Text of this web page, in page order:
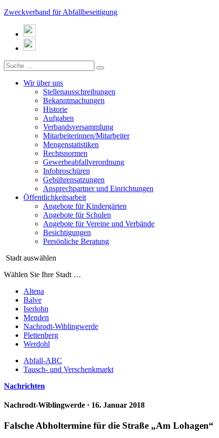
Zweckverband für Abfallbeseitigung
Wir über uns
Stellenausschreibungen
Bekanntmachungen
Historie
Aufgaben
Verbandsversammlung
Mitarbeiterinnen/Mitarbeiter
Mengenstatistiken
Rechtsnormen
Gewerbeabfallverordnung
Infobroschüren
Gebührensatzungen
Ansprechpartner und Einrichtungen
Öffentlichkeitsarbeit
Angebote für Kindergärten
Angebote für Schulen
Angebote für Vereine und Verbände
Besichtigungen
Persönliche Beratung
Stadt auswählen
Wählen Sie Ihre Stadt …
Altena
Balve
Iserlohn
Menden
Nachrodt-Wiblingwerde
Plettenberg
Werdohl
Abfall-ABC
Tausch- und Verschenkmarkt
Nachrichten
Nachrodt-Wiblingwerde · 16. Januar 2018
Falsche Abholtermine für die Straße „Am Lohagen“